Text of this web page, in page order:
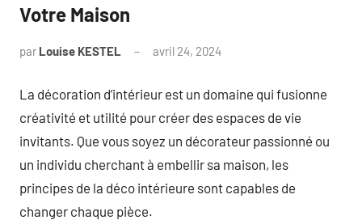
Votre Maison
par Louise KESTEL avril 24, 2024
La décoration d’intérieur est un domaine qui fusionne
créativité et utilité pour créer des espaces de vie
invitants. Que vous soyez un décorateur passionné ou
un individu cherchant à embellir sa maison, les
principes de la déco intérieure sont capables de
changer chaque pièce.